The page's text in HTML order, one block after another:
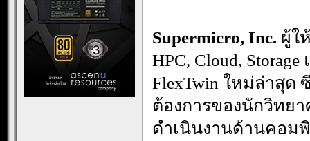
Supermicro, Inc. ผู้ใ
HPC, Cloud,
FlexTwin ใหม่ล่าสุด
ต้องการของนักวิทย
ดำเนินงานด้านคอม